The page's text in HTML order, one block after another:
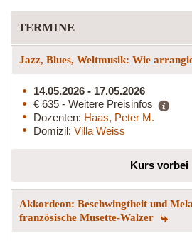
TERMINE
Jazz, Blues, Weltmusik: Wie
14.05.2026 - 17.05.2026
€ 635 - Weitere Preisinfos
Dozenten: Haas, Peter M.
Domizil: Villa Weiss
Kurs vorbei
Akkordeon: Beschwingtheit und
französische Musette-Walzer